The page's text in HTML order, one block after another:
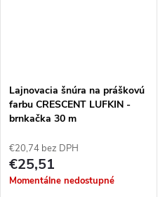
Lajnovacia šnúra na práškovú
farbu CRESCENT LUFKIN -
brnkačka 30 m
€20,74 bez DPH
€25,51
Momentálne nedostupné